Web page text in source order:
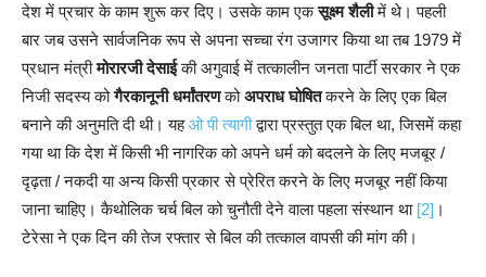
देश में प्रचार के काम शुरू कर दिए। उसके काम एकसूक्ष्म शैलीमें थे। पहली
बार जब उसने सार्वजनिक रूप से अपना सच्चा रंग उजागर किया था तब 1979 में
प्रधान मंत्रीमोरारजी देसाईकी अगुवाई में तत्कालीन जनता पार्टी सरकार ने एक
निजी सदस्य कोगैरकानूनी धर्मांतरणकोअपराध घोषितकरने के लिए एक बिल
बनाने की अनुमति दी थी। यहओ पी त्यागीद्वारा प्रस्तुत एक बिल था, जिसमें कहा
गया था कि देश में किसी भी नागरिक को अपने धर्म को बदलने के लिए मजबूर /
दृढ़ता / नकदी या अन्य किसी प्रकार से प्रेरित करने के लिए मजबूर नहीं किया
जाना चाहिए। कैथोलिक चर्च बिल को चुनौती देने वाला पहला संस्थान था [2] ।
टेरेसा ने एक दिन की तेज रफ्तार से बिल की तत्काल वापसी की मांग की।